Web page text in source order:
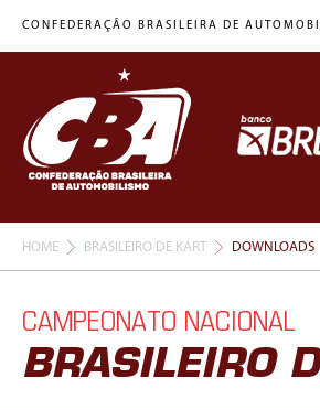
CONFEDERAÇÃO BRASILEIRA DE
HOME BRASILEIRO DE KART DOWNLOADS
CAMPEONATO NACIONAL
BRASILEIRO